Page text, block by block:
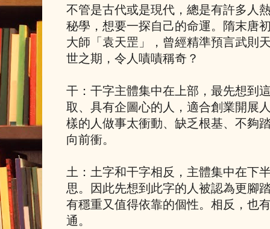
不管是古代或是現代，總是有許多人
秘學，想要一探自己的命運。隋末唐
大師「袁天罡」，曾經精準預言武則
世之期，令人嘖嘖稱奇？
干：干字主體集中在上部，最先想到
取、具有企圖心的人，適合創業開展
樣的人做事太衝動、缺乏根基、不夠
向前衝。
土：土字和干字相反，主體集中在下
思。因此先想到此字的人被認為更腳
有穩重又值得依靠的個性。相反，也
通。